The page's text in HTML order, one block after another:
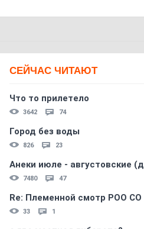
СЕЙЧАС ЧИТАЮТ
Что то прилетело
3642 74
Город без воды
826 23
Анеки июле - августовские
7480 47
Re: Племеннoй смoтр РOO
33 1